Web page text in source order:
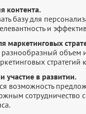
контента.
базу для
и
маркетинговых
разнообразный
стратегий
участие в развитии.
возможность
сотрудничество